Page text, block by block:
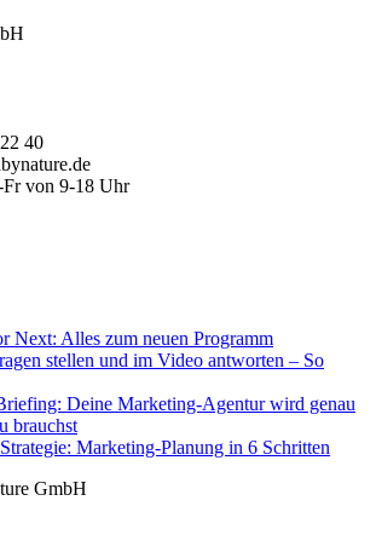
40
von 9-18 Uhr
Next: Alles zum neuen Programm
stellen und im Video antworten – So
Deine Marketing-Agentur wird genau
brauchst
Marketing-Planung in 6 Schritten
GmbH